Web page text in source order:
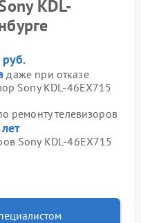
KDL-
даже при отказе
Sony KDL-46EX715
ремонту телевизоров
Sony KDL-46EX715